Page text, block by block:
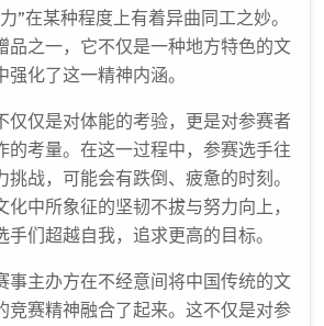
”在某种程度上有着异曲同工之妙。
品之一，它不仅是一种地方特色的文
化了这一精神内涵。
仅仅是对体能的考验，更是对参赛者
的考量。在这一过程中，参赛选手往
战，可能会有跌倒、疲惫的时刻。
中所象征的坚韧不拔与努力向上，
们超越自我，追求更高的目标。
事主办方在不经意间将中国传统的文
竞赛精神融合了起来。这不仅是对参